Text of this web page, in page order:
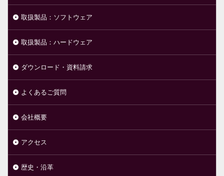
取扱製品：ソフトウェア
取扱製品：ハードウェア
ダウンロード・資料請求
よくあるご質問
会社概要
アクセス
歴史・沿革